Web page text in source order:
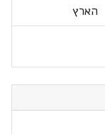
הארץ